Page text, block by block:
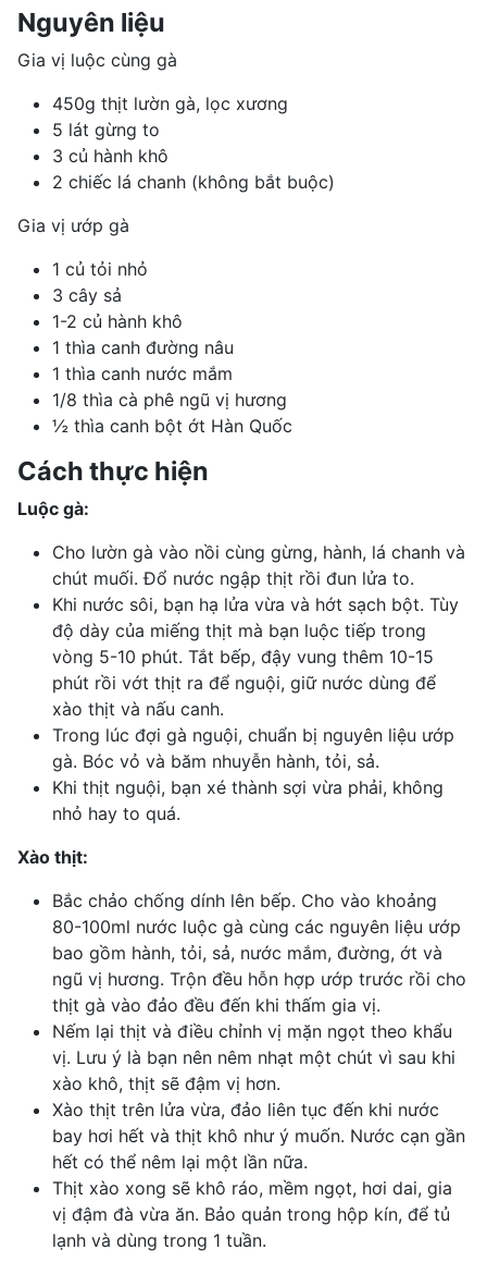
Nguyên liệu
Gia vị luộc cùng gà
450g thịt lườn gà, lọc xương
5 lát gừng to
3 củ hành khô
2 chiếc lá chanh (không bắt buộc)
Gia vị ướp gà
1 củ tỏi nhỏ
3 cây sả
1-2 củ hành khô
1 thìa canh đường nâu
1 thìa canh nước mắm
1/8 thìa cà phê ngũ vị hương
½ thìa canh bột ớt Hàn Quốc
Cách thực hiện
Luộc gà:
Cho lườn gà vào nồi cùng gừng, hành, lá chanh và
chút muối. Đổ nước ngập thịt rồi đun lửa to.
Khi nước sôi, bạn hạ lửa vừa và hớt sạch bột. Tùy
độ dày của miếng thịt mà bạn luộc tiếp trong
vòng 5-10 phút. Tắt bếp, đậy vung thêm 10-15
phút rồi vớt thịt ra để nguội, giữ nước dùng để
xào thịt và nấu canh.
Trong lúc đợi gà nguội, chuẩn bị nguyên liệu ướp
gà. Bóc vỏ và băm nhuyễn hành, tỏi, sả.
Khi thịt nguội, bạn xé thành sợi vừa phải, không
nhỏ hay to quá.
Xào thịt:
Bắc chảo chống dính lên bếp. Cho vào khoảng
80-100ml nước luộc gà cùng các nguyên liệu ướp
bao gồm hành, tỏi, sả, nước mắm, đường, ớt và
ngũ vị hương. Trộn đều hỗn hợp ướp trước rồi cho
thịt gà vào đảo đều đến khi thấm gia vị.
Nếm lại thịt và điều chỉnh vị mặn ngọt theo khẩu
vị. Lưu ý là bạn nên nêm nhạt một chút vì sau khi
xào khô, thịt sẽ đậm vị hơn.
Xào thịt trên lửa vừa, đảo liên tục đến khi nước
bay hơi hết và thịt khô như ý muốn. Nước cạn gần
hết có thể nêm lại một lần nữa.
Thịt xào xong sẽ khô ráo, mềm ngọt, hơi dai, gia
vị đậm đà vừa ăn. Bảo quản trong hộp kín, để tủ
lạnh và dùng trong 1 tuần.